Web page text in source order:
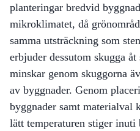
planteringar bredvid
mikroklimatet, då
samma utsträckning som
erbjuder dessutom skugga åt
minskar genom skuggorna
av byggnader. Genom
byggnader samt materialval
lätt temperaturen stiger inuti